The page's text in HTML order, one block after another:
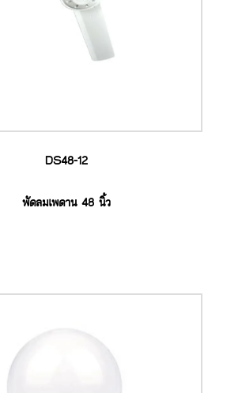
DS48-12
พัดลมเพดาน 48 นิ้ว